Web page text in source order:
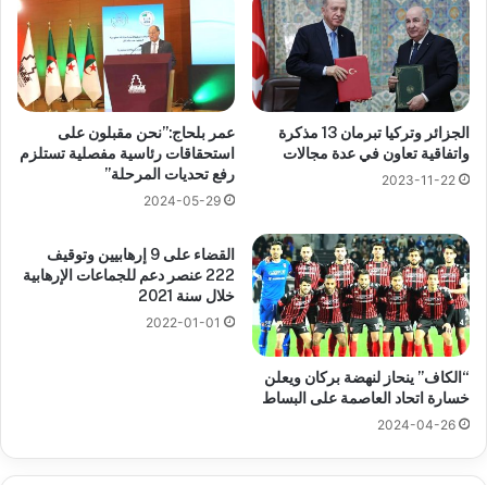
الجزائر وتركيا تبرمان 13 مذكرة
واتفاقية تعاون في عدة مجالات
2023-11-22
عمر بلحاج:”نحن مقبلون على
استحقاقات رئاسية مفصلية تستلزم
رفع تحديات المرحلة”
2024-05-29
“الكاف” ينحاز لنهضة بركان ويعلن
خسارة اتحاد العاصمة على البساط
2024-04-26
القضاء على 9 إرهابيين وتوقيف
222 عنصر دعم للجماعات الإرهابية
خلال سنة 2021
2022-01-01